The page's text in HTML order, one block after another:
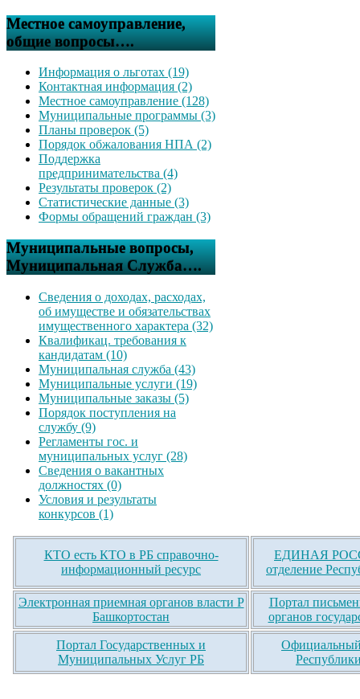
Местное самоуправление,
общие вопросы….
Информация о льготах (19)
Контактная информация (2)
Местное самоуправление (128)
Муниципальные программы (3)
Планы проверок (5)
Порядок обжалования НПА (2)
Поддержка
предпринимательства (4)
Результаты проверок (2)
Статистические данные (3)
Формы обращений граждан (3)
Муниципальные вопросы,
Муниципальная Служба….
Сведения о доходах, расходах,
об имуществе и обязательствах
имущественного характера (32)
Квалификац. требования к
кандидатам (10)
Муниципальная служба (43)
Муниципальные услуги (19)
Муниципальные заказы (5)
Порядок поступления на
службу (9)
Регламенты гос. и
муниципальных услуг (28)
Сведения о вакантных
должностях (0)
Условия и результаты
конкурсов (1)
КТО есть КТО в РБ справочно-
информационный ресурс
ЕДИНАЯ
отделение
Электронная приемная органов власти Р
Башкортостан
Портал
органов
Портал Государственных и
Муниципальных Услуг РБ
Официальный